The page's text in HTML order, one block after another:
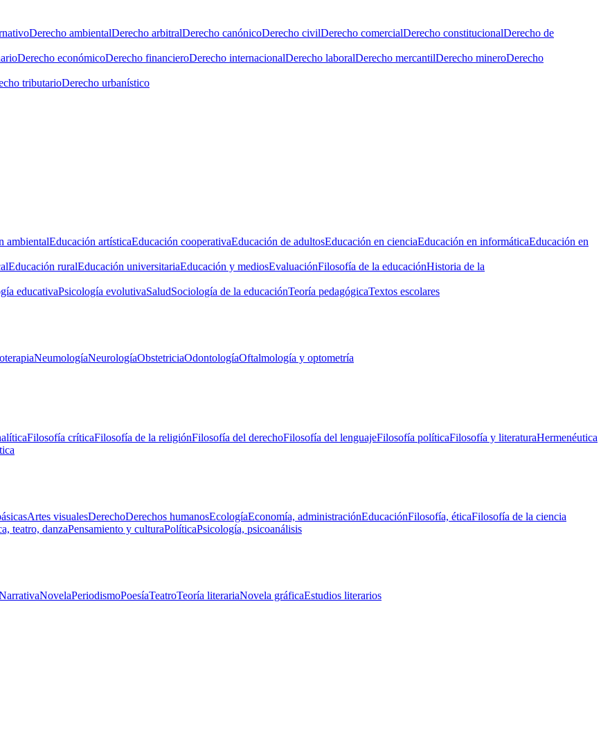
Derecho ambientalDerecho arbitralDerecho canónicoDerecho civilDerecho comercialDerecho constitucionalDerecho de
Derecho económicoDerecho financieroDerecho internacionalDerecho laboralDerecho mercantilDerecho mineroDerecho
tributarioDerecho urbanístico
ambientalEducación artísticaEducación cooperativaEducación de adultosEducación en cienciaEducación en informáticaEducación en
Educación ruralEducación universitariaEducación y mediosEvaluaciónFilosofía de la educaciónHistoria de la
educativaPsicología evolutivaSaludSociología de la educaciónTeoría pedagógicaTextos escolares
NeumologíaNeurologíaObstetriciaOdontologíaOftalmología y optometría
Filosofía críticaFilosofía de la religiónFilosofía del derechoFilosofía del lenguajeFilosofía políticaFilosofía y literaturaHermenéutica
Artes visualesDerechoDerechos humanosEcologíaEconomía, administraciónEducaciónFilosofía, éticaFilosofía de la ciencia
teatro, danzaPensamiento y culturaPolíticaPsicología, psicoanálisis
NovelaPeriodismoPoesíaTeatroTeoría literariaNovela gráficaEstudios literarios